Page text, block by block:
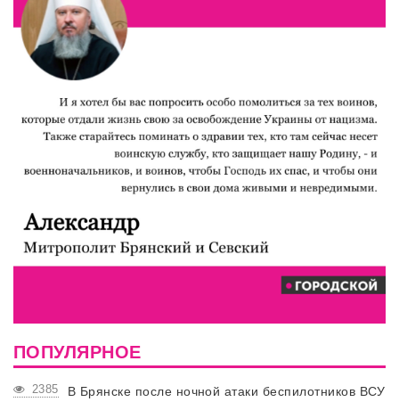
ПОПУЛЯРНОЕ
2385
В Брянске после ночной атаки беспилотников ВСУ